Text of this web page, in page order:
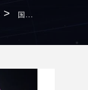
> 国際ライトフェスティバルのためのインタラクティブなライトウェブ設置 オーダーメイドの大規模レスポンシブネットワーク彫刻